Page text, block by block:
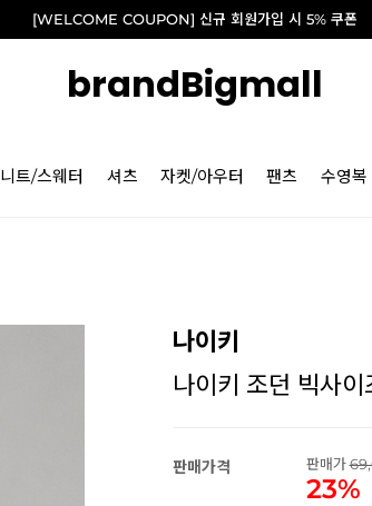
[WELCOME COUPON] 신규 회원가입 시 5% 쿠폰
brandBigmall
니트/스웨터 셔츠 자켓/아우터 팬츠 수영복
나이키
나이키 조던 빅사
판매가격 판매가
23%